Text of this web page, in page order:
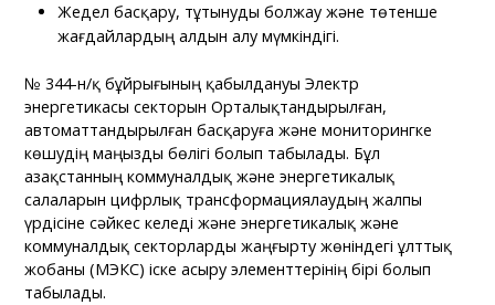
Жедел басқару, тұтынуды болжау және төтенше
жағдайлардың алдын алу мүмкіндігі.
№ 344-н/қ бұйрығының қабылдануы Электр
энергетикасы секторын Орталықтандырылған,
автоматтандырылған басқаруға және мониторингке
көшудің маңызды бөлігі болып табылады. Бұл
Қазақстанның коммуналдық және энергетикалық
салаларын цифрлық трансформациялаудың жалпы
үрдісіне сәйкес келеді және энергетикалық және
коммуналдық секторларды жаңғырту жөніндегі ұлттық
жобаны (МЭКС) іске асыру элементтерінің бірі болып
табылады.